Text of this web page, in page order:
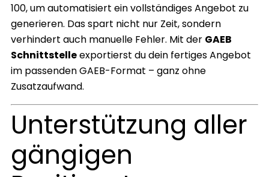
100, um automatisiert ein vollständiges Angebot zu
generieren. Das spart nicht nur Zeit, sondern
verhindert auch manuelle Fehler. Mit der GAEB
Schnittstelleexportierst du dein fertiges Angebot
im passenden GAEB-Format – ganz ohne
Zusatzaufwand.
Unterstützung aller
gängigen